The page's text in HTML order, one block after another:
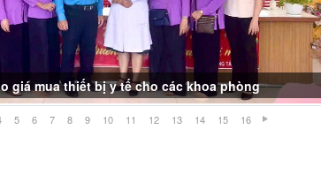
giá mua thiết bị y tế cho các khoa phòng
5 6 7 8 9 10 11 12 13 14 15 16